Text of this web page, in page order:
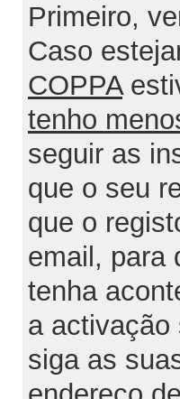
Primeiro,
Caso
COPPA
tenho
seguir as
que o seu
que o
email, para
tenha
a activação
siga as